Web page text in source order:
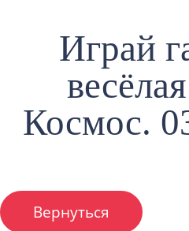
Играй
Космос.
Вернуться